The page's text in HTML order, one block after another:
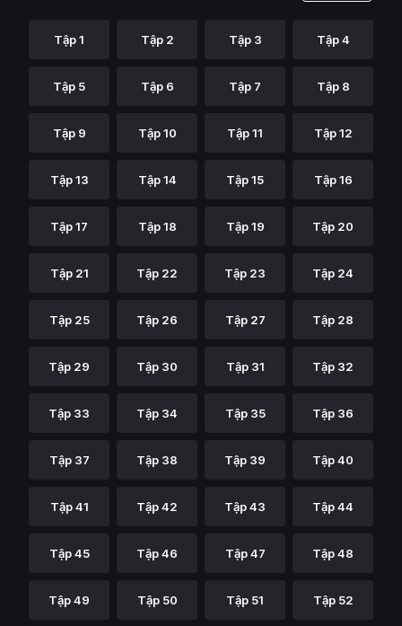
Tập 1 Tập 2 Tập 3 Tập 4
Tập 5 Tập 6 Tập 7 Tập 8
Tập 9 Tập 10 Tập 11 Tập 12
Tập 13 Tập 14 Tập 15 Tập 16
Tập 17 Tập 18 Tập 19 Tập 20
Tập 21 Tập 22 Tập 23 Tập 24
Tập 25 Tập 26 Tập 27 Tập 28
Tập 29 Tập 30 Tập 31 Tập 32
Tập 33 Tập 34 Tập 35 Tập 36
Tập 37 Tập 38 Tập 39 Tập 40
Tập 41 Tập 42 Tập 43 Tập 44
Tập 45 Tập 46 Tập 47 Tập 48
Tập 49 Tập 50 Tập 51 Tập 52